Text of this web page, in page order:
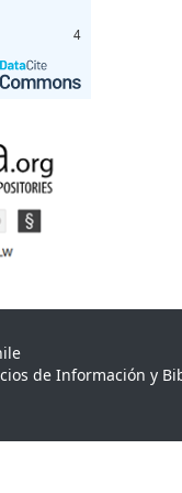
4
de Información y